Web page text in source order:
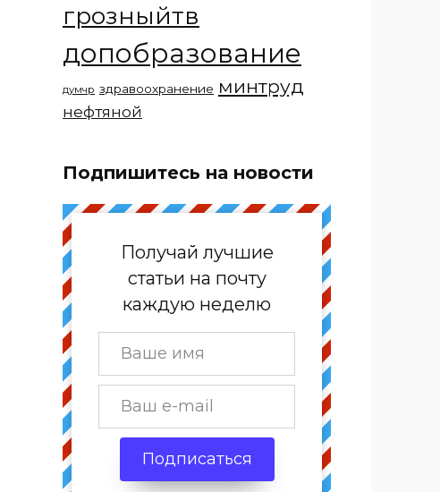
грозныйтв
допобразование
думчр здравоохранение минтруд
нефтяной
Подпишитесь на новости
Получай лучшие
статьи на почту
каждую неделю
Подписаться